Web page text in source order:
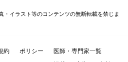
・イラスト等のコンテンツの無断転載を禁じま
約 ポリシー
医師・専門家一覧